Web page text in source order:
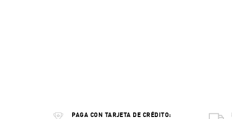
PAGA CON TARJETA DE CRÉDITO: